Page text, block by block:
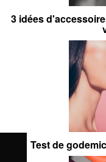
3 idées
Test de